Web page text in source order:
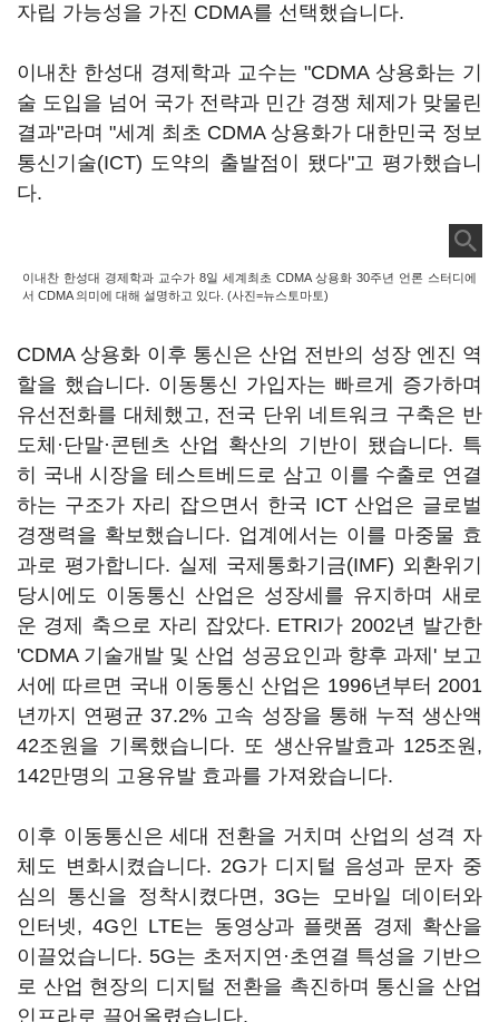
자립 가능성을 가진 CDMA를 선택했습니다.
이내찬 한성대 경제학과 교수는 "CDMA 상용화는 기
술 도입을 넘어 국가 전략과 민간 경쟁 체제가 맞물린
결과"라며 "세계 최초 CDMA 상용화가 대한민국 정보
통신기술(ICT) 도약의 출발점이 됐다"고 평가했습니
다.
이내찬 한성대 경제학과 교수가 8일 세계최초 CDMA 상용화 30주년 언론 스터디에
서 CDMA 의미에 대해 설명하고 있다. (사진=뉴스토마토)
CDMA 상용화 이후 통신은 산업 전반의 성장 엔진 역
할을 했습니다. 이동통신 가입자는 빠르게 증가하며
유선전화를 대체했고, 전국 단위 네트워크 구축은 반
도체·단말·콘텐츠 산업 확산의 기반이 됐습니다. 특
히 국내 시장을 테스트베드로 삼고 이를 수출로 연결
하는 구조가 자리 잡으면서 한국 ICT 산업은 글로벌
경쟁력을 확보했습니다. 업계에서는 이를 마중물 효
과로 평가합니다. 실제 국제통화기금(IMF) 외환위기
당시에도 이동통신 산업은 성장세를 유지하며 새로
운 경제 축으로 자리 잡았다. ETRI가 2002년 발간한
'CDMA 기술개발 및 산업 성공요인과 향후 과제' 보고
서에 따르면 국내 이동통신 산업은 1996년부터 2001
년까지 연평균 37.2% 고속 성장을 통해 누적 생산액
42조원을 기록했습니다. 또 생산유발효과 125조원,
142만명의 고용유발 효과를 가져왔습니다.
이후 이동통신은 세대 전환을 거치며 산업의 성격 자
체도 변화시켰습니다. 2G가 디지털 음성과 문자 중
심의 통신을 정착시켰다면, 3G는 모바일 데이터와
인터넷, 4G인 LTE는 동영상과 플랫폼 경제 확산을
이끌었습니다. 5G는 초저지연·초연결 특성을 기반으
로 산업 현장의 디지털 전환을 촉진하며 통신을 산업
인프라로 끌어올렸습니다.